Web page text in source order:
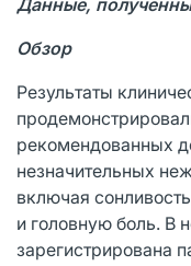
Обзор
Результаты
рекомендованных
незначительных
включая
и головную боль. В
зарегистрирована